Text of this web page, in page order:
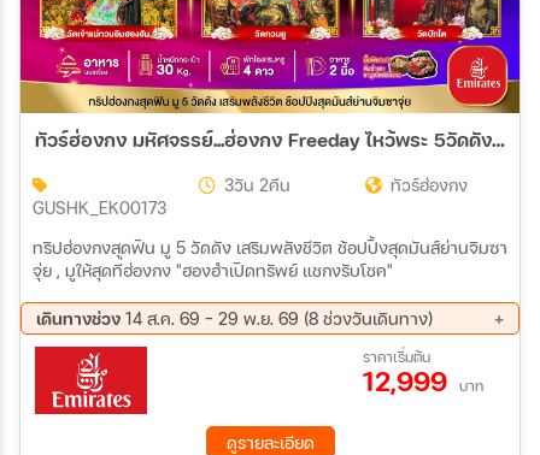
ทัวร์ฮ่องกง มหัศจรรย์...ฮ่องกง Freeday ไหว้พระ 5วัดดัง 3วัน 2คืน (EK)
GUSHK_EK00173
3วัน 2คืน ทัวร์ฮ่องกง
ทริปฮ่องกงสุดฟิน มู 5 วัดดัง เสริมพลังชีวิต ช้อปปิ้งสุดมันส์ย่านจิมซา
จุ่ย , มูให้สุดที่ฮ่องกง "ฮองฮำเปิดทรัพย์ แชกงรับโชค"
เดินทางช่วง 14 ส.ค. 69 - 29 พ.ย. 69 (8 ช่วงวันเดินทาง)
14 ส.ค. 69 - 16 ส.ค. 69
21 ส.ค. 69 - 23 ส.ค. 69
18 ก.ย. 69 - 20 ก.ย. 69
25 ก.ย. 69 - 27 ก.ย. 69
06 พ.ย. 69 - 08 พ.ย. 69
13 พ.ย. 69 - 15 พ.ย. 69
27 พ.ย. 69 - 29 พ.ย. 69
ราคาเริ่มต้น
12,999 บาท
ดูรายละเอียด